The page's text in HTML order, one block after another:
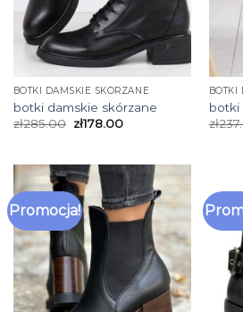
BOTKI DAMSKIE SKÓRZANE
botki damskie skórzane
zł285.00 zł178.00
BOTKI
botki
zł
Promocja!